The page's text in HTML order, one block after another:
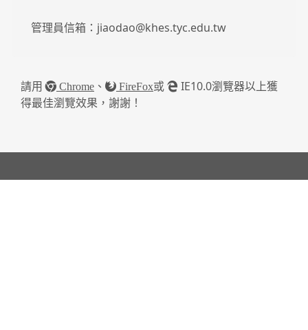
管理員信箱：jiaodao@khes.tyc.edu.tw
請用 Chrome 、 FireFox或
IE10.0瀏覽器以上獲
得最佳瀏覽效果，謝謝！